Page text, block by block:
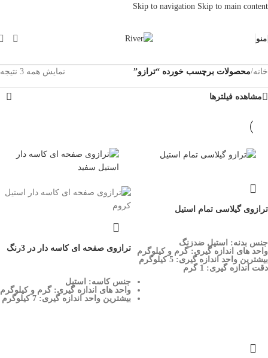
Skip to navigation Skip to main content
منو
خانه/محصولات برچسب خورده “ترازو” نمایش همه 3 نتیجه
مشاهده فیلترها
ترازوی گیلاسی تمام استیل
جنس بدنه: استیل ضدزنگ
واحد های اندازه گیری: گرم و کیلوگرم
بیشترین واحد اندازه گیری: 5 کیلوگرم
دقت اندازه گیری: 1 گرم
ترازوی صفحه ای کاسه دار در 3رنگ
جنس کاسه: استیل
واحد های اندازه گیری: گرم و کیلوگرم
بیشترین واحد اندازه گیری: 7 کیلوگرم